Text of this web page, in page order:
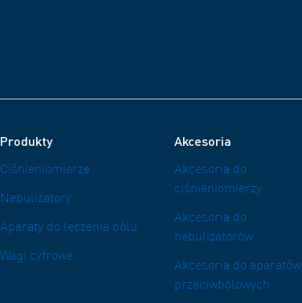
Produkty
Ciśnieniomierze
Nebulizatory
Aparaty do leczenia bólu
Wagi cyfrowe
Akcesoria
Akcesoria do
ciśnieniomierzy
Akcesoria do
nebulizatorów
Akcesoria do aparatów
przeciwbólowych